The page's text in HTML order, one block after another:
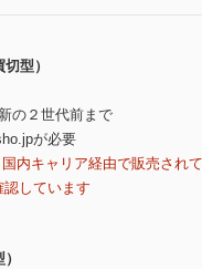
型）
の２世代前まで
が必要
内キャリア経由で販売され
しています